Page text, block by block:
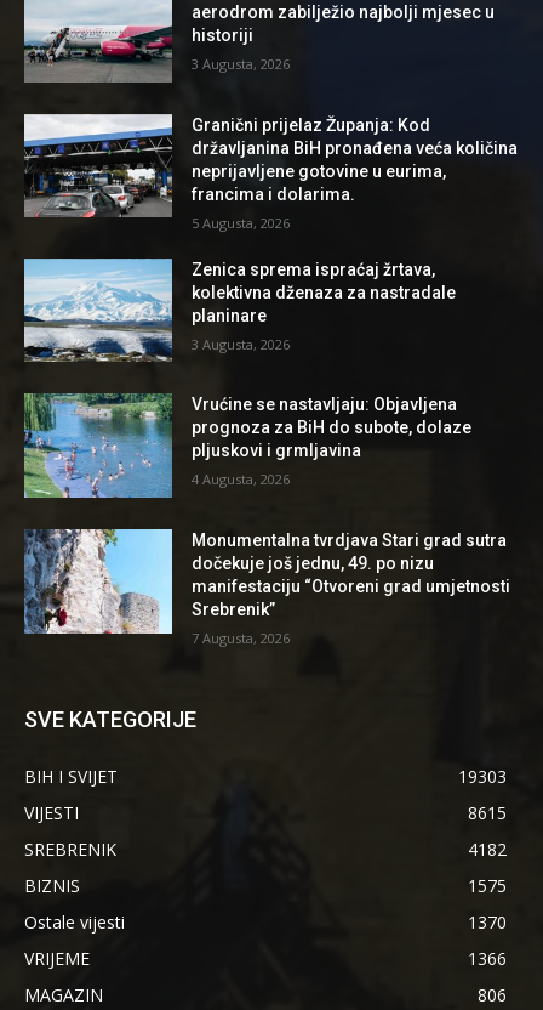
aerodrom zabilježio najbolji mjesec u
historiji
3 Augusta, 2026
Granični prijelaz Županja: Kod
državljanina BiH pronađena veća količina
neprijavljene gotovine u eurima,
francima i dolarima.
5 Augusta, 2026
Zenica sprema ispraćaj žrtava,
kolektivna dženaza za nastradale
planinare
3 Augusta, 2026
Vrućine se nastavljaju: Objavljena
prognoza za BiH do subote, dolaze
pljuskovi i grmljavina
4 Augusta, 2026
Monumentalna tvrdjava Stari grad sutra
dočekuje još jednu, 49. po nizu
manifestaciju “Otvoreni grad umjetnosti
Srebrenik”
7 Augusta, 2026
SVE KATEGORIJE
BIH I SVIJET
19303
VIJESTI
8615
SREBRENIK
4182
BIZNIS
1575
Ostale vijesti
1370
VRIJEME
1366
MAGAZIN
806